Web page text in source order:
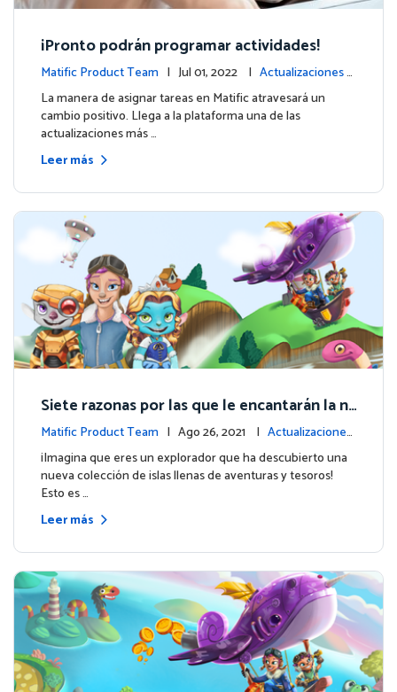
¡Pronto podrán programar actividades!
Matific Product Team | Jul 01, 2022 | Actualizaciones d
e la plataforma
La manera de asignar tareas en Matific atravesará un
cambio positivo. Llega a la plataforma una de las
actualizaciones más …
Leer más
Siete razonas por las que le encantarán la n
ueva experiencia para estudiantes
Matific Product Team | Ago 26, 2021 | Actualizaciones
de la plataforma
¡Imagina que eres un explorador que ha descubierto una
nueva colección de islas llenas de aventuras y tesoros!
Esto es …
Leer más